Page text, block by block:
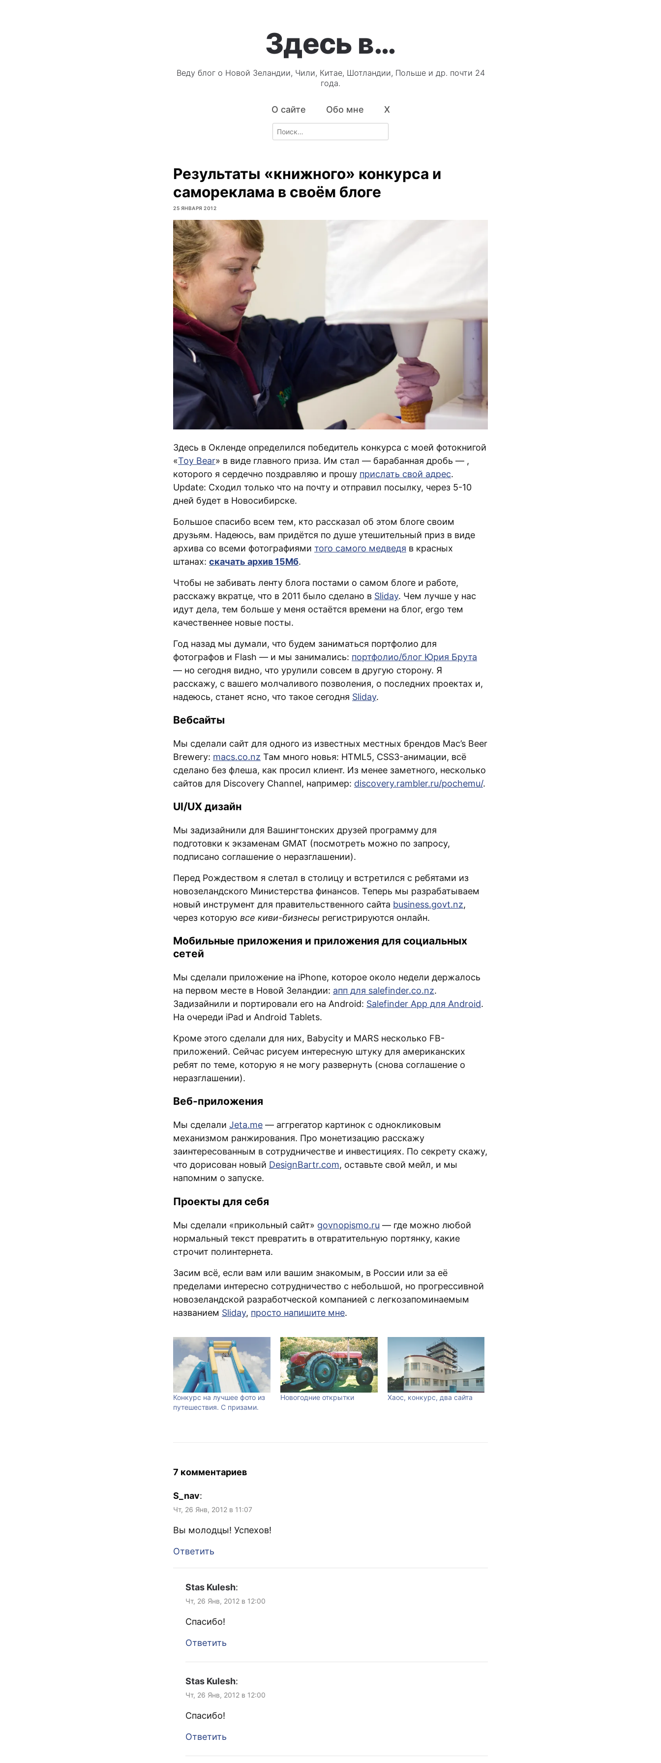
Здесь в…
Веду блог о Новой Зеландии, Чили, Китае, Шотландии, Польше и др. почти 24
года.
О сайте Обо мне X
Search
for:
Результаты «книжного» конкурса и
самореклама в своём блоге
25 ЯНВАРЯ 2012
Здесь в Окленде определился победитель конкурса с моей фотокнигой
«Toy Bear» в виде главного приза. Им стал — барабанная дробь — ,
которого я сердечно поздравляю и прошу прислать свой адрес.
Update: Сходил только что на почту и отправил посылку, через 5-10
дней будет в Новосибирске.
Большое спасибо всем тем, кто рассказал об этом блоге своим
друзьям. Надеюсь, вам придётся по душе утешительный приз в виде
архива со всеми фотографиями того самого медведя в красных
штанах: скачать архив 15Мб.
Чтобы не забивать ленту блога постами о самом блоге и работе,
расскажу вкратце, что в 2011 было сделано в Sliday. Чем лучше у нас
идут дела, тем больше у меня остаётся времени на блог, ergo тем
качественнее новые посты.
Год назад мы думали, что будем заниматься портфолио для
фотографов и Flash — и мы занимались: портфолио/блог Юрия Брута
— но сегодня видно, что урулили совсем в другую сторону. Я
расскажу, с вашего молчаливого позволения, о последних проектах и,
надеюсь, станет ясно, что такое сегодня Sliday.
Вебсайты
Мы сделали сайт для одного из известных местных брендов Mac’s Beer
Brewery: macs.co.nz Там много новья: HTML5, CSS3-анимации, всё
сделано без флеша, как просил клиент. Из менее заметного, несколько
сайтов для Discovery Channel, например: discovery.rambler.ru/pochemu/.
UI/UX дизайн
Мы задизайнили для Вашингтонских друзей программу для
подготовки к экзаменам GMAT (посмотреть можно по запросу,
подписано соглашение о неразглашении).
Перед Рождеством я слетал в столицу и встретился с ребятами из
новозеландского Министерства финансов. Теперь мы разрабатываем
новый инструмент для правительственного сайта business.govt.nz,
через которую все киви-бизнесы регистрируются онлайн.
Мобильные приложения и приложения для социальных
сетей
Мы сделали приложение на iPhone, которое около недели держалось
на первом месте в Новой Зеландии: апп для salefinder.co.nz.
Задизайнили и портировали его на Android: Salefinder App для Android.
На очереди iPad и Android Tablets.
Кроме этого сделали для них, Babycity и MARS несколько FB-
приложений. Сейчас рисуем интересную штуку для американских
ребят по теме, которую я не могу развернуть (снова соглашение о
неразглашении).
Веб-приложения
Мы сделали Jeta.me — аггрегатор картинок с однокликовым
механизмом ранжирования. Про монетизацию расскажу
заинтересованным в сотрудничестве и инвестициях. По секрету скажу,
что дорисован новый DesignBartr.com, оставьте свой мейл, и мы
напомним о запуске.
Проекты для себя
Мы сделали «прикольный сайт» govnopismo.ru — где можно любой
нормальный текст превратить в отвратительную портянку, какие
строчит полинтернета.
Засим всё, если вам или вашим знакомым, в России или за её
пределами интересно сотрудничество с небольшой, но прогрессивной
новозеландской разработческой компанией с легкозапоминаемым
названием Sliday, просто напишите мне.
Конкурс на лучшее фото из
путешествия. С призами.
Новогодние открытки Хаос, конкурс, два сайта
7 комментариев
S_nav:
Чт, 26 Янв, 2012 в 11:07
Вы молодцы! Успехов!
Ответить
Stas Kulesh:
Чт, 26 Янв, 2012 в 12:00
Спасибо!
Ответить
Stas Kulesh:
Чт, 26 Янв, 2012 в 12:00
Спасибо!
Ответить